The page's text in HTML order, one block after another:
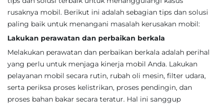
rusaknya mobil. Berikut ini adalah sebagian tips dan solusi
paling baik untuk menangani masalah kerusakan mobil:
Lakukan perawatan dan perbaikan berkala
Melakukan perawatan dan perbaikan berkala adalah perihal
yang perlu untuk menjaga kinerja mobil Anda. Lakukan
pelayanan mobil secara rutin, rubah oli mesin, filter udara,
serta periksa proses kelistrikan, proses pendingin, dan
proses bahan bakar secara teratur. Hal ini sanggup